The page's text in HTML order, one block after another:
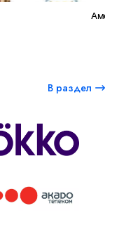
судьба
В раздел